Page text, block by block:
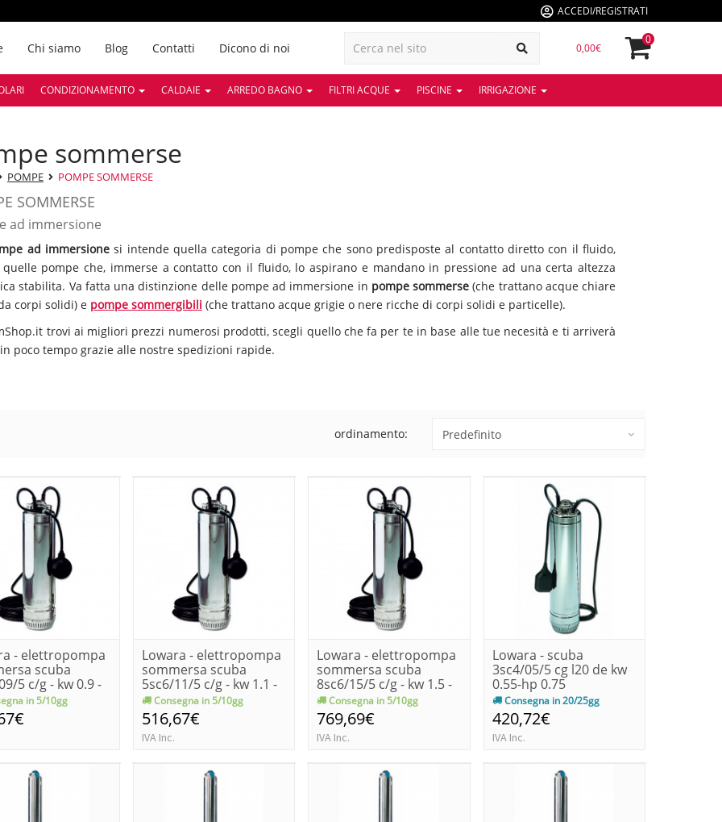
ACCEDI/REGISTRATI
Chi siamo Blog Contatti Dicono di noi 0,00€
0
CONDIZIONAMENTO CALDAIE ARREDO BAGNO FILTRI ACQUE PISCINE IRRIGAZIONE
sommerse
POMPE POMPE SOMMERSE
SOMMERSE
ad immersione
ad immersionesi intende quella categoria di pompe che sono predisposte al contatto diretto con il fluido,
quelle pompe che, immerse a contatto con il fluido, lo aspirano e mandano in pressione ad una certa altezza
stabilita. Va fatta una distinzione delle pompe ad immersione in pompe sommerse (che trattano acque chiare
corpi solidi) e pompe sommergibili (che trattano acque grigie o nere ricche di corpi solidi e particelle).
trovi ai migliori prezzi numerosi prodotti, scegli quello che fa per te in base alle tue necesità e ti arriverà
poco tempo grazie alle nostre spedizioni rapide.
ordinamento:
- elettropompa
scuba
5 c/g - kw 0.9 -
in 5/10gg
Lowara - elettropompa
sommersa scuba
5sc6/11/5 c/g - kw 1.1 -
1....Consegna in 5/10gg
516,67€
IVA Inc.
Lowara - elettropompa
sommersa scuba
8sc6/15/5 c/g - kw 1.5 -
2 ...Consegna in 5/10gg
769,69€
IVA Inc.
Lowara - scuba
3sc4/05/5 cg l20 de kw
0.55-hp 0.75
Consegna in 20/25gg
420,72€
IVA Inc.